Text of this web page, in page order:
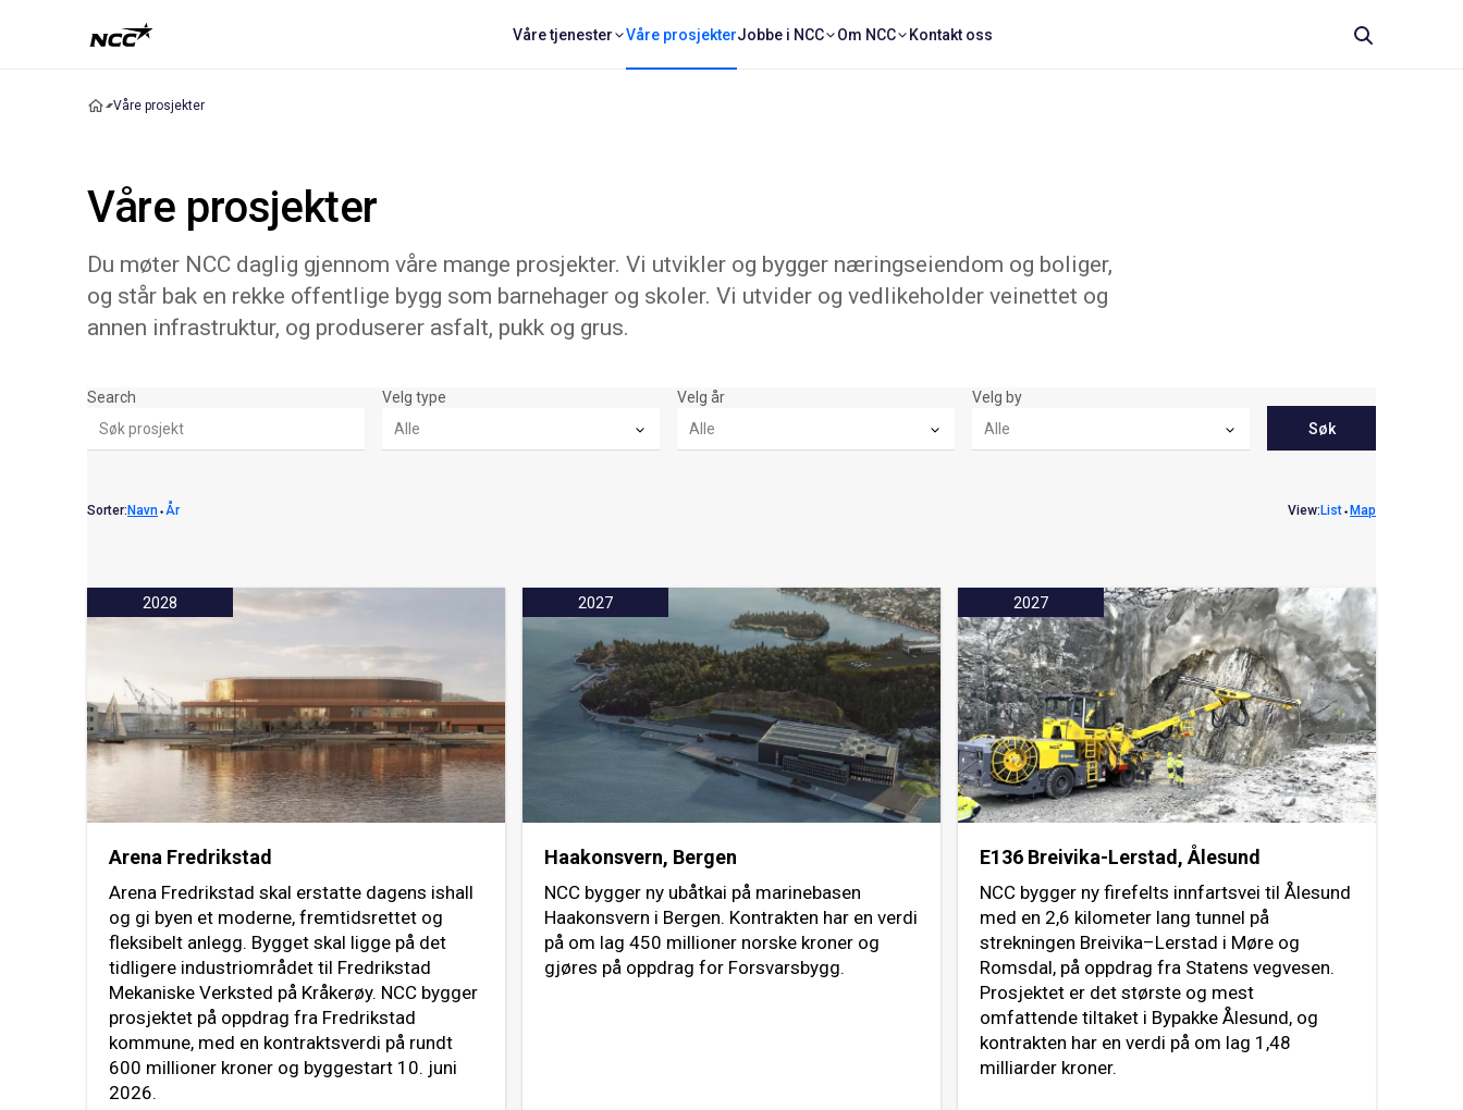
Våre tjenester Våre prosjekterJobbe i NCC Om NCC Kontakt oss
Våre prosjekter
Våre prosjekter
Du møter NCC daglig gjennom våre mange prosjekter. Vi utvikler og bygger næringseiendom og boliger,
og står bak en rekke offentlige bygg som barnehager og skoler. Vi utvider og vedlikeholder veinettet og
annen infrastruktur, og produserer asfalt, pukk og grus.
Søk & Filter
Search Velg type Velg år
Velg by
Søk
Sorter: Navn⬩År View: List⬩ Map
2028
Arena Fredrikstad
Arena Fredrikstad skal erstatte dagens ishall
og gi byen et moderne, fremtidsrettet og
fleksibelt anlegg. Bygget skal ligge på det
tidligere industriområdet til Fredrikstad
Mekaniske Verksted på Kråkerøy. NCC bygger
prosjektet på oppdrag fra Fredrikstad
kommune, med en kontraktsverdi på rundt
600 millioner kroner og byggestart 10. juni
2026.
2027
Haakonsvern, Bergen
NCC bygger ny ubåtkai på marinebasen
Haakonsvern i Bergen. Kontrakten har en verdi
på om lag 450 millioner norske kroner og
gjøres på oppdrag for Forsvarsbygg.
2027
E136 Breivika-Lerstad, Ålesund
NCC bygger ny firefelts innfartsvei til Ålesund
med en 2,6 kilometer lang tunnel på
strekningen Breivika–Lerstad i Møre og
Romsdal, på oppdrag fra Statens vegvesen.
Prosjektet er det største og mest
omfattende tiltaket i Bypakke Ålesund, og
kontrakten har en verdi på om lag 1,48
milliarder kroner.